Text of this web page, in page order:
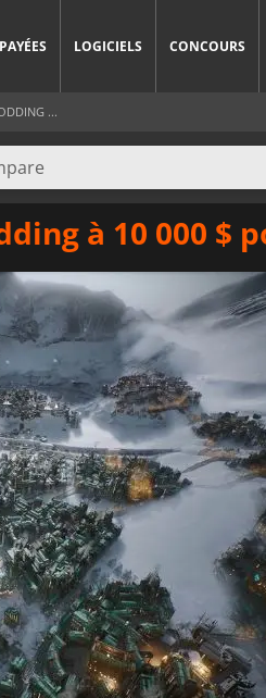
LOGICIELS CONCOURS
...
à 10 000 $